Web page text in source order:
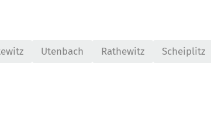
Utenbach Rathewitz
Scheiplitz